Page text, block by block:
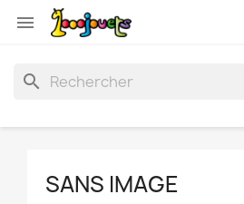

search
SANS IMAGE